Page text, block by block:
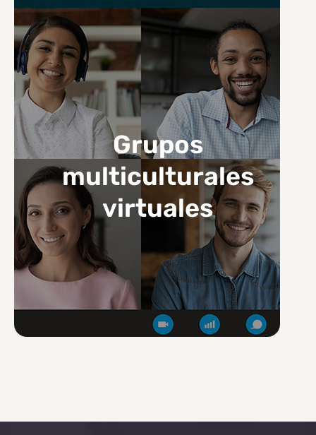
Grupos
multiculturales
virtuales